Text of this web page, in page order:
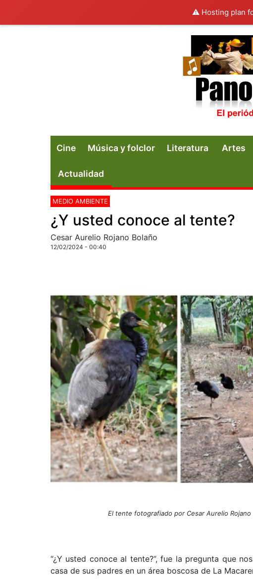
⚠️ Hosting plan
Cine Música y folclor Literatura Artes
Actualidad
MEDIO AMBIENTE
¿Y usted conoce al tente?
Cesar Aurelio Rojano Bolaño
12/02/2024 - 00:40
El tente fotografiado por Cesar Aurelio
“¿Y usted conoce al tente?”, fue la pregunta que
casa de sus padres en un área boscosa de La